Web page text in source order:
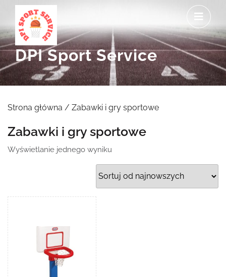
content
DPI Sport Service
Strona główna / Zabawki i gry sportowe
Zabawki i gry sportowe
Wyświetlanie jednego wyniku